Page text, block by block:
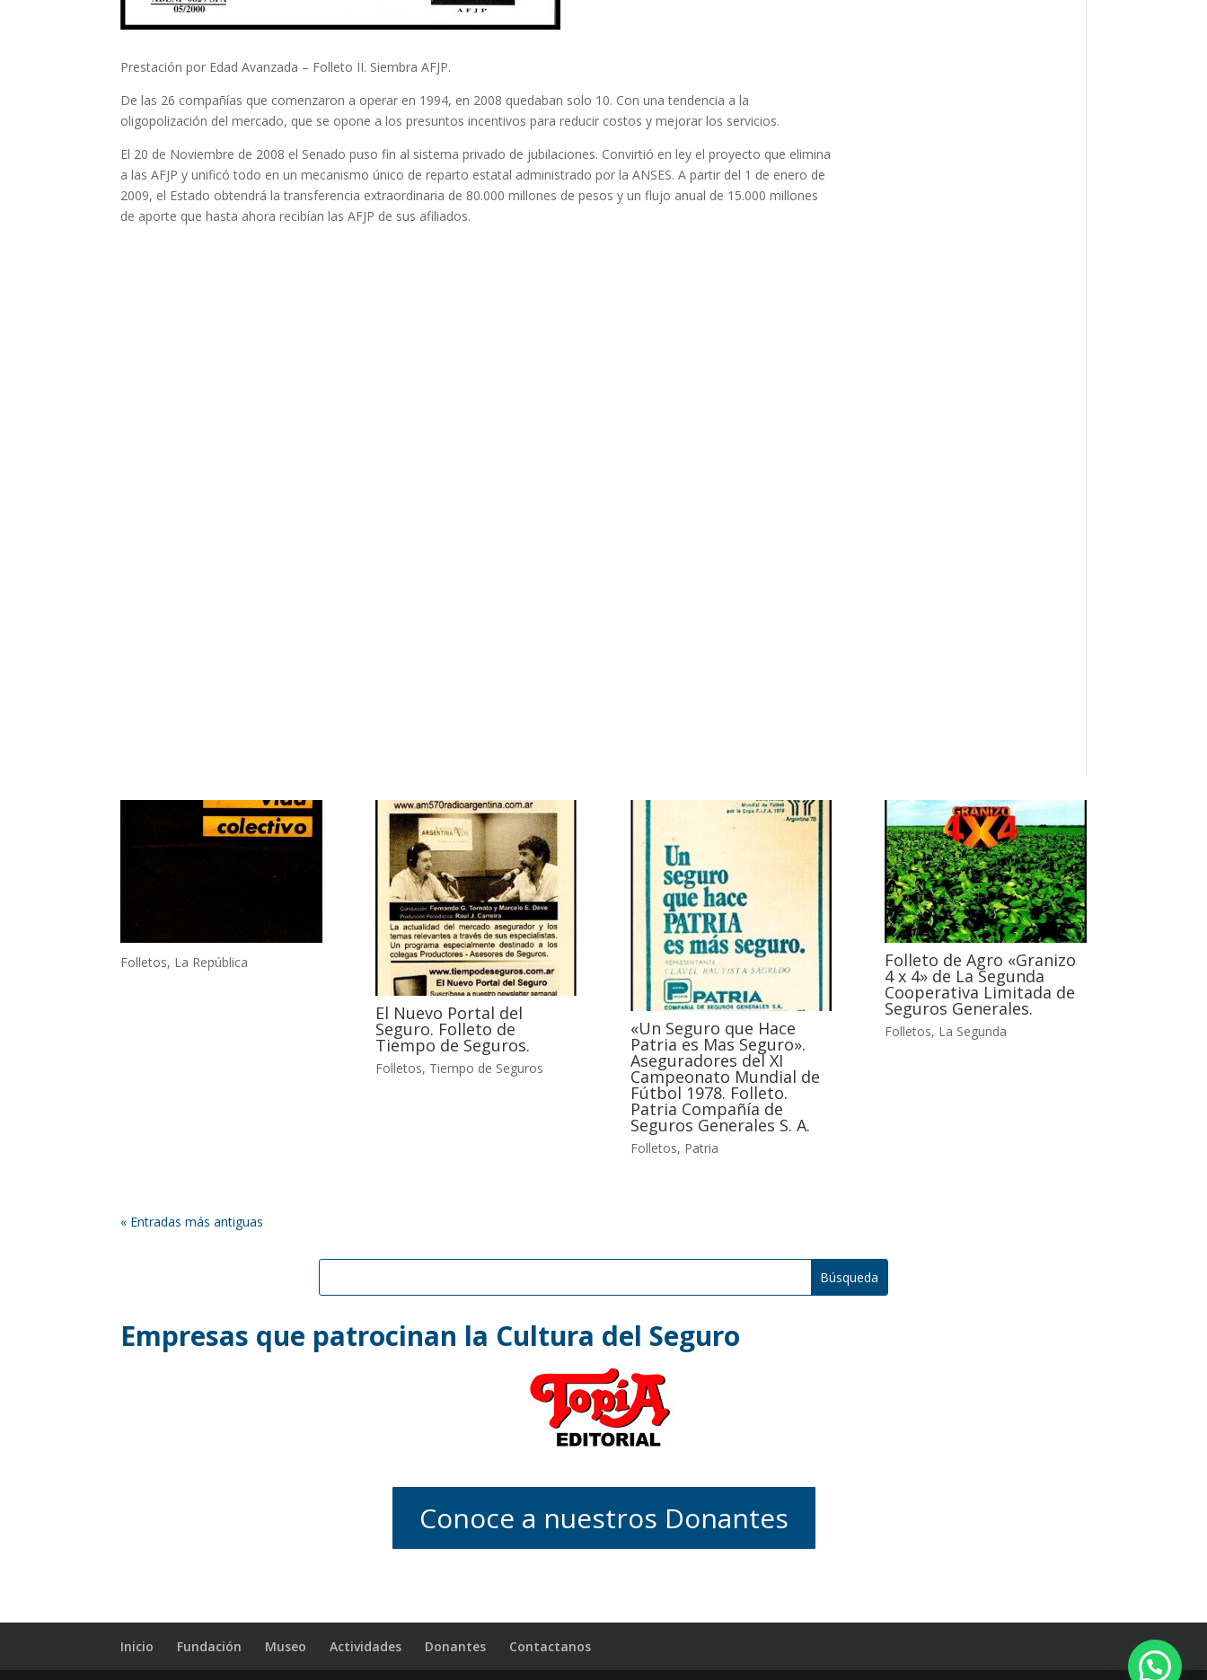
Prestación por Edad Avanzada – Folleto II. Siembra AFJP.
De las 26 compañías que comenzaron a operar en 1994, en 2008 quedaban solo 10. Con una tendencia a la
oligopolización del mercado, que se opone a los presuntos incentivos para reducir costos y mejorar los servicios.
El 20 de Noviembre de 2008 el Senado puso fin al sistema privado de jubilaciones. Convirtió en ley el proyecto que elimina
a las AFJP y unificó todo en un mecanismo único de reparto estatal administrado por la ANSES. A partir del 1 de enero de
2009, el Estado obtendrá la transferencia extraordinaria de 80.000 millones de pesos y un flujo anual de 15.000 millones
de aporte que hasta ahora recibían las AFJP de sus afiliados.
Folletos, La República
El Nuevo Portal del
Seguro. Folleto de
Tiempo de Seguros.
Folletos, Tiempo de Seguros
«Un Seguro que Hace
Patria es Mas Seguro».
Aseguradores del XI
Campeonato Mundial de
Fútbol 1978. Folleto.
Patria Compañía de
Seguros Generales S. A.
Folletos, Patria
Folleto de Agro «Granizo
4 x 4» de La Segunda
Cooperativa Limitada de
Seguros Generales.
Folletos, La Segunda
« Entradas más antiguas
Empresas que patrocinan la Cultura del Seguro
Conoce a nuestros Donantes
Inicio Fundación Museo Actividades Donantes Contactanos